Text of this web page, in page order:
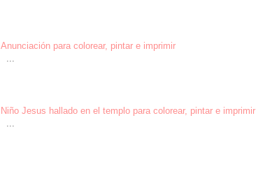
Anunciación para colorear, pintar e imprimir
Niño Jesus hallado en el templo para colorear, pintar e imprimir